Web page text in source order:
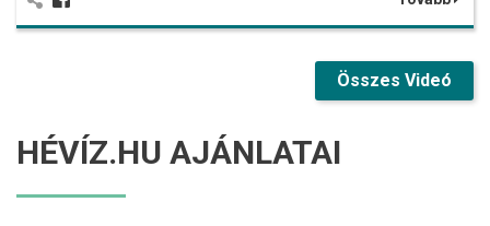
Összes Videó
HÉVÍZ.HU AJÁNLATAI